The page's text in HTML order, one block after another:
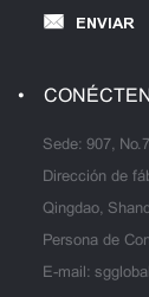
ENVIAR
Sede: 907,
Dirección de
Qingdao,
Persona de
E-mail: